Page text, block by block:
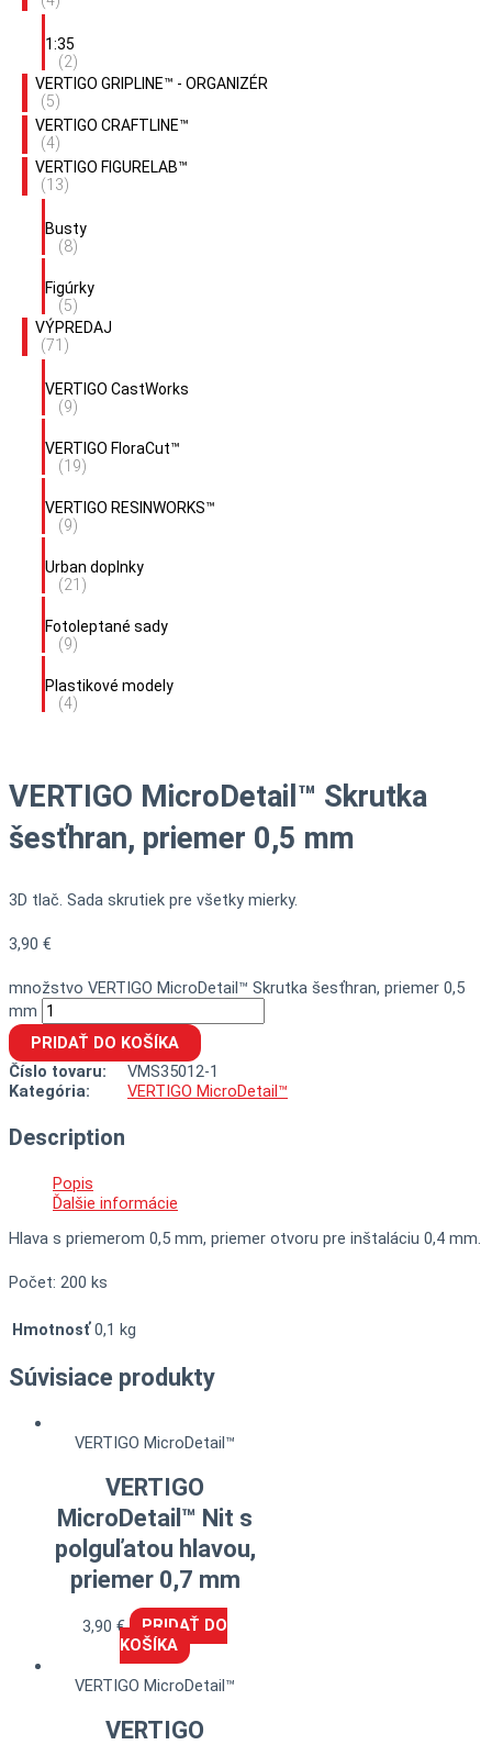
1:35
(2)
VERTIGO GRIPLINE™ - ORGANIZÉR
(5)
VERTIGO CRAFTLINE™
(4)
VERTIGO FIGURELAB™
(13)
Busty
(8)
Figúrky
(5)
VÝPREDAJ
(71)
VERTIGO CastWorks
(9)
VERTIGO FloraCut™
(19)
VERTIGO RESINWORKS™
(9)
Urban doplnky
(21)
Fotoleptané sady
(9)
Plastikové modely
(4)
VERTIGO MicroDetail™ Skrutka
šesťhran, priemer 0,5 mm
3D tlač. Sada skrutiek pre všetky mierky.
3,90 €
množstvo VERTIGO MicroDetail™ Skrutka šesťhran, priemer 0,5
mm
PRIDAŤ DO KOŠÍKA
Číslo tovaru:
VMS35012-1
Kategória:
VERTIGO MicroDetail™
Description
Popis
Ďalšie informácie
Hlava s priemerom 0,5 mm, priemer otvoru pre inštaláciu 0,4 mm.
Počet: 200 ks
Hmotnosť 0,1 kg
Súvisiace produkty
VERTIGO MicroDetail™
VERTIGO
MicroDetail™ Nit s
polguľatou hlavou,
priemer 0,7 mm
3,90€
PRIDAŤ DO
KOŠÍKA
VERTIGO MicroDetail™
VERTIGO